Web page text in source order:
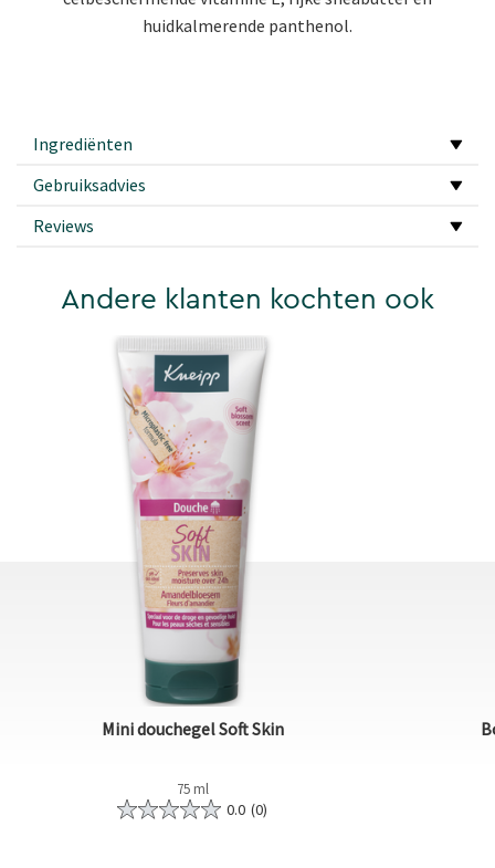
huidkalmerende panthenol.
Ingrediënten
Gebruiksadvies
Reviews
Andere klanten kochten ook
Mini douchegel Soft Skin
75 ml
0.0 (0)